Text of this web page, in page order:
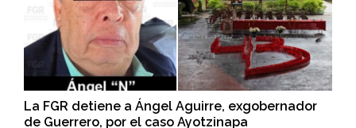
La FGR detiene a Ángel Aguirre, exgobernador
de Guerrero, por el caso Ayotzinapa